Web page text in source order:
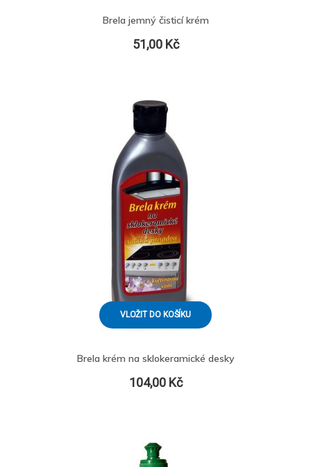
Brela jemný čisticí krém
51,00 Kč
VLOŽIT DO KOŠÍKU
Brela krém na sklokeramické desky
104,00 Kč